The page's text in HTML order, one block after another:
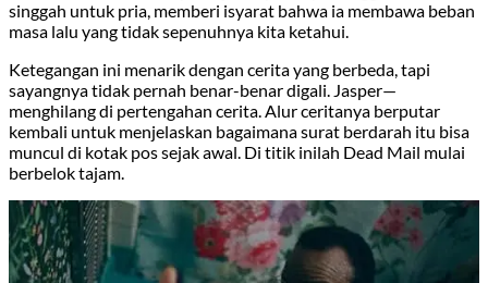
singgah untuk pria, memberi isyarat bahwa ia membawa beban
masa lalu yang tidak sepenuhnya kita ketahui.
Ketegangan ini menarik dengan cerita yang berbeda, tapi
sayangnya tidak pernah benar-benar digali. Jasper—
menghilang di pertengahan cerita. Alur ceritanya berputar
kembali untuk menjelaskan bagaimana surat berdarah itu bisa
muncul di kotak pos sejak awal. Di titik inilah Dead Mail mulai
berbelok tajam.